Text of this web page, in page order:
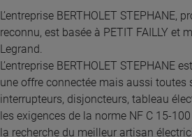
L’entreprise BERTHOLET
reconnu, est basée à PETIT FAILLY et
Legrand.​
L’entreprise BERTHOLET STEPHANE
une offre connectée mais aussi toutes
interrupteurs, disjoncteurs, tableau
les exigences de la norme NF C 15-
la recherche du meilleur artisan